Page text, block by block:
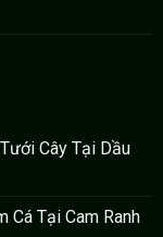
Cây Tại Dầu
Cá Tại Cam Ranh